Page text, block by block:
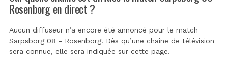
Rosenborg en direct ?
Aucun diffuseur n’a encore été annoncé pour le match
Sarpsborg 08 - Rosenborg. Dès qu’une chaîne de télévision
sera connue, elle sera indiquée sur cette page.